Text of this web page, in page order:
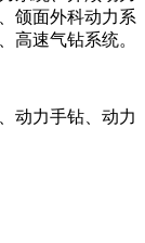
颌面外科动力系
高速气钻系统。
动力手钻、动力